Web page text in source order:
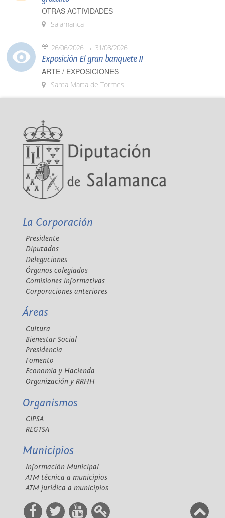
OTRAS ACTIVIDADES
Salamanca
26/06/2026 31/08/2026
Exposición El gran banquete II
ARTE / EXPOSICIONES
Santa Marta de Tormes
La Corporación
Presidente
Diputados
Delegaciones
Órganos colegiados
Comisiones informativas
Corporaciones anteriores
Áreas
Cultura
Bienestar Social
Presidencia
Fomento
Economía y Hacienda
Organización y RRHH
Organismos
CIPSA
REGTSA
Municipios
Información Municipal
ATM técnica a municipios
ATM jurídica a municipios